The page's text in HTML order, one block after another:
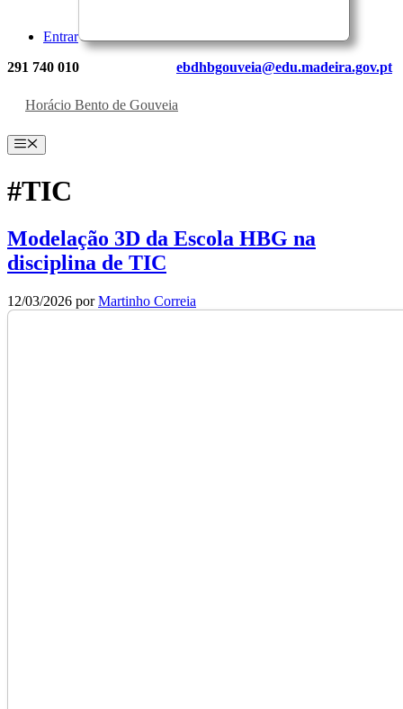
Entrar
291 740 010 ebdhbgouveia@edu.madeira.gov.pt
Horácio Bento de Gouveia
Menu
#TIC
Modelação 3D da Escola HBG na
disciplina de TIC
12/03/2026 porMartinho Correia